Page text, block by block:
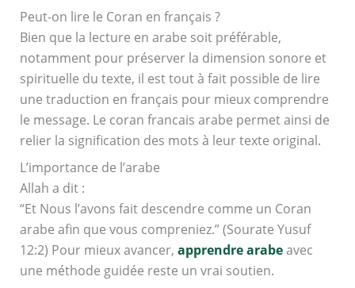
Peut-on lire le Coran en français ?
Bien que la lecture en arabe soit préférable,
notamment pour préserver la dimension sonore et
spirituelle du texte, il est tout à fait possible de lire
une traduction en français pour mieux comprendre
le message. Le coran francais arabe permet ainsi de
relier la signification des mots à leur texte original.
L’importance de l’arabe
Allah a dit :
“Et Nous l’avons fait descendre comme un Coran
arabe afin que vous compreniez.” (Sourate Yusuf
12:2) Pour mieux avancer, apprendre arabeavec
une méthode guidée reste un vrai soutien.